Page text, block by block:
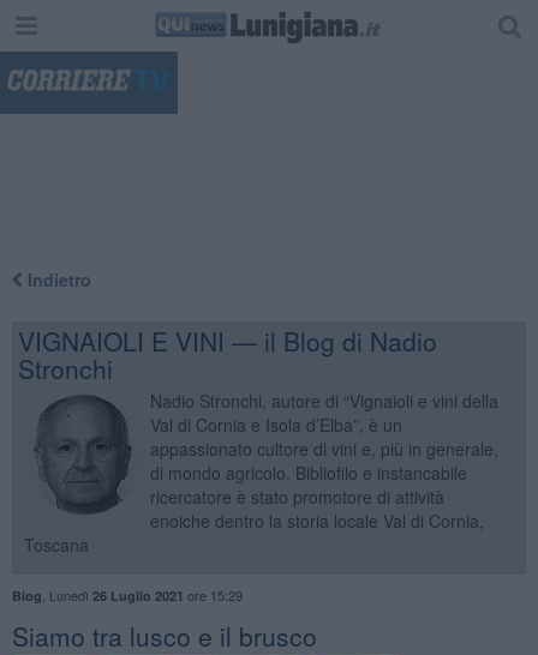
Indietro
VIGNAIOLI E VINI — il Blog di Nadio
Stronchi
Nadio Stronchi, autore di “Vignaioli e vini della
Val di Cornia e Isola d’Elba”, è un
appassionato cultore di vini e, più in generale,
di mondo agricolo. Bibliofilo e instancabile
ricercatore è stato promotore di attività
enoiche dentro la storia locale Val di Cornia,
Toscana
Blog Lunedì 26 Luglio 2021 ore 15:29
Siamo tra lusco e il brusco